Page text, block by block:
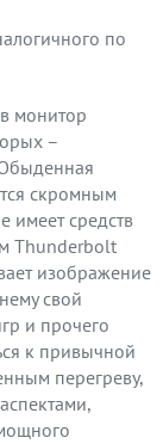
по
монитор
–
скромным
имеет средств
Thunderbolt
изображение
свой
и прочего
к привычной
перегреву,